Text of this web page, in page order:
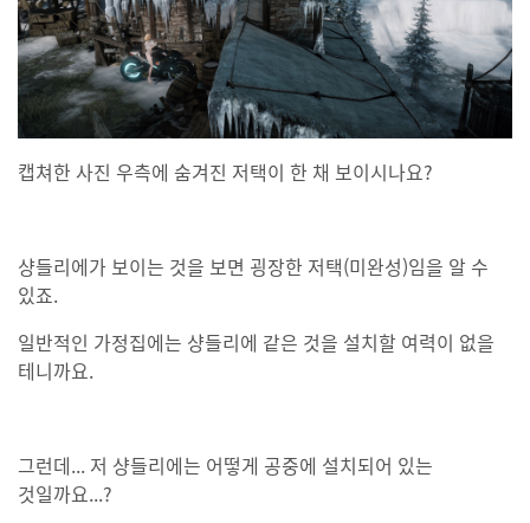
캡쳐한 사진 우측에 숨겨진 저택이 한 채 보이시나요?
샹들리에가 보이는 것을 보면 굉장한 저택(미완성)임을 알 수
있죠.
일반적인 가정집에는 샹들리에 같은 것을 설치할 여력이 없을
테니까요.
그런데... 저 샹들리에는 어떻게 공중에 설치되어 있는
것일까요...?